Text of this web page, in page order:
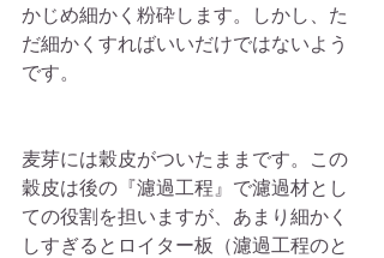
かじめ細かく粉砕します。しかし、た
だ細かくすればいいだけではないよう
です。
麦芽には穀皮がついたままです。この
穀皮は後の『濾過工程』で濾過材とし
ての役割を担いますが、あまり細かく
しすぎるとロイター板（濾過工程のと